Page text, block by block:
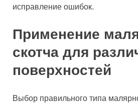
исправление ошибок.
Применение
скотча для
поверхностей
Выбор правильного типа